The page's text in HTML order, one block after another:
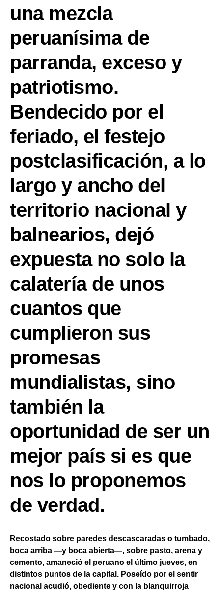
una mezcla
peruanísima de
parranda, exceso y
patriotismo.
Bendecido por el
feriado, el festejo
postclasificación, a lo
largo y ancho del
territorio nacional y
balnearios, dejó
expuesta no solo la
calatería de unos
cuantos que
cumplieron sus
promesas
mundialistas, sino
también la
oportunidad de ser un
mejor país si es que
nos lo proponemos
de verdad.
Recostado sobre paredes descascaradas o tumbado,
boca arriba —y boca abierta—, sobre pasto, arena y
cemento, amaneció el peruano el último jueves, en
distintos puntos de la capital. Poseído por el sentir
nacional acudió, obediente y con la blanquirroja